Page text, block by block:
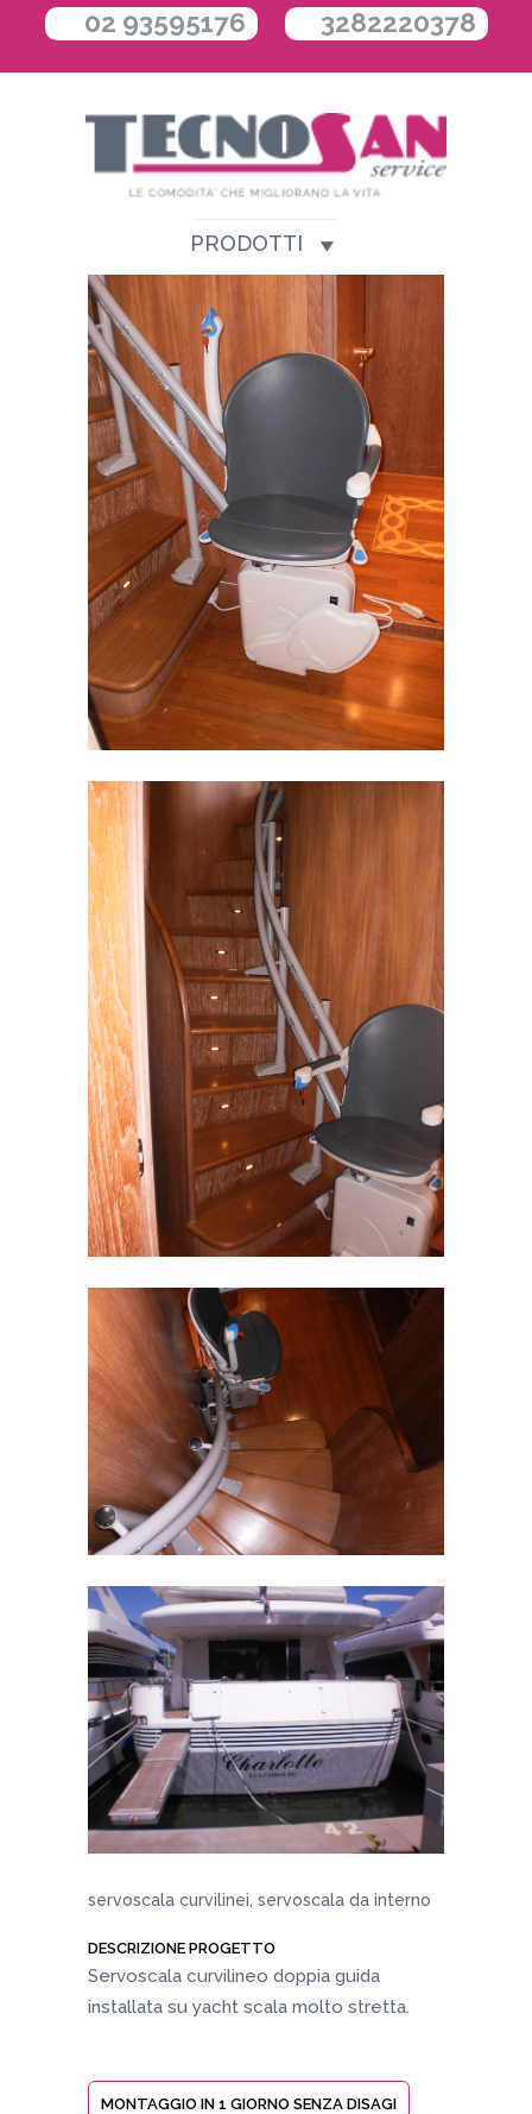
02 93595176 3282220378
PRODOTTI
servoscala curvilinei, servoscala da interno
DESCRIZIONE PROGETTO
Servoscala curvilineo doppia guida
installata su yacht scala molto stretta.
MONTAGGIO IN 1 GIORNO SENZA DISAGI